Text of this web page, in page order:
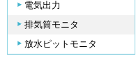
電気出力
排気筒モニタ
放水ピットモニタ